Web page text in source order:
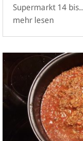
Supermarkt 14
mehr lesen